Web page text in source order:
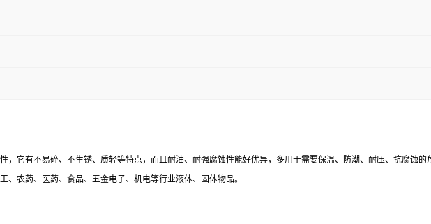
，它有不易碎、不生锈、质轻等特点，而且耐油、耐强腐蚀性能好优异，多用于需要保温、防潮、耐压、抗腐蚀
农药、医药、食品、五金电子、机电等行业液体、固体物品。